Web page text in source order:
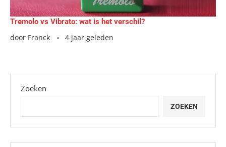
Tremolo vs Vibrato: wat is het verschil?
door Franck 4 jaar geleden
Zoeken
ZOEKEN